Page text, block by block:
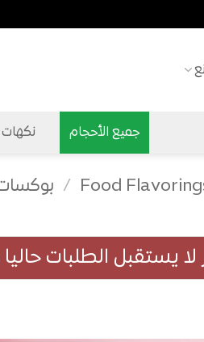
جميع الأحجام نكهات
/
لا يستقبل الطلبات